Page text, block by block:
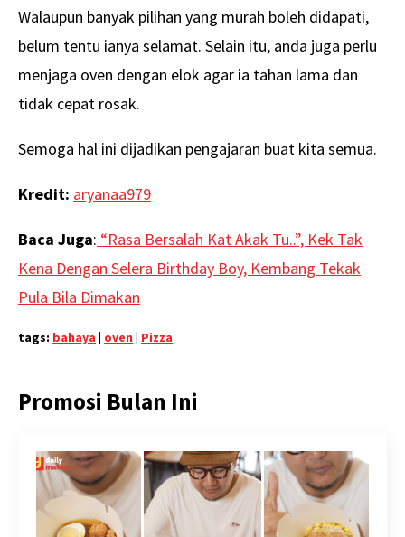
Walaupun banyak pilihan yang murah boleh didapati,
belum tentu ianya selamat. Selain itu, anda juga perlu
menjaga oven dengan elok agar ia tahan lama dan
tidak cepat rosak.
Semoga hal ini dijadikan pengajaran buat kita semua.
Kredit: aryanaa979
Baca Juga: “Rasa Bersalah Kat Akak Tu..”, Kek Tak
Kena Dengan Selera Birthday Boy, Kembang Tekak
Pula Bila Dimakan
tags: bahaya | oven | Pizza
Promosi Bulan Ini